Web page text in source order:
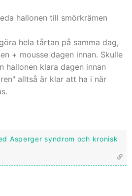
hallonen till smörkrämen
hela tårtan på samma dag,
+ mousse dagen innan. Skulle
hallonen klara dagen innan
alltså är klar att ha i när
Asperger syndrom och kronisk